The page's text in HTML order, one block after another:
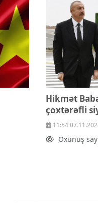
Hikmət
çoxtərəfli
11:54
Oxunuş